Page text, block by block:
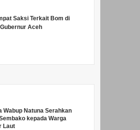
Saksi Terkait Bom di
Aceh
Wabup Natuna Serahkan
kepada Warga
Laut